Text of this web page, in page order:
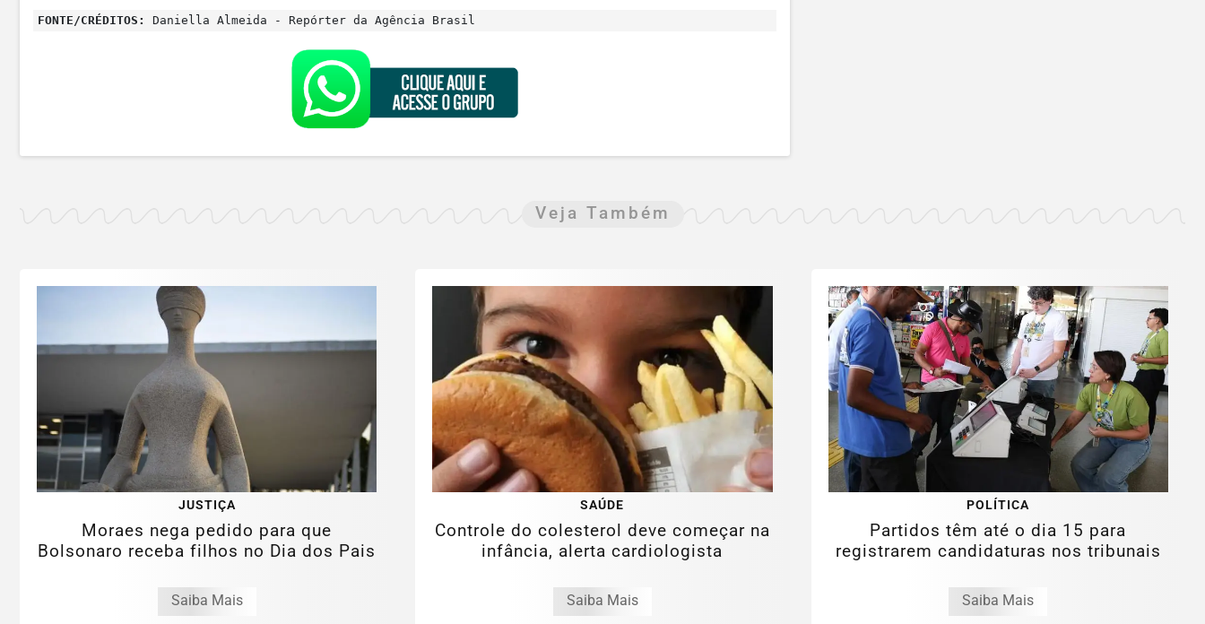
FONTE/CRÉDITOS: Daniella Almeida - Repórter da Agência Brasil
Veja Também
JUSTIÇA
Moraes nega pedido para que
Bolsonaro receba filhos no Dia dos Pais
Saiba Mais
SAÚDE
Controle do colesterol deve começar na
infância, alerta cardiologista
Saiba Mais
POLÍTICA
Partidos têm até o dia 15 para
registrarem candidaturas nos tribunais
Saiba Mais